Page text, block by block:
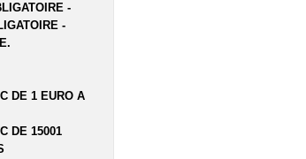
-
-
DE 1 EURO A
DE 15001